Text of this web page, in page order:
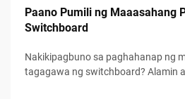
Paano Pumili ng Maaasahang
Switchboard
Nakikipagbuno sa paghahanap ng
tagagawa ng switchboard? Alamin